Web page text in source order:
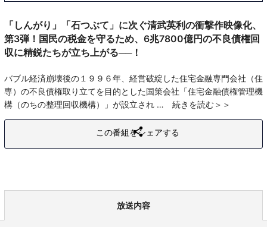
「しんがり」「石つぶて」に次ぐ清武英利の衝撃作映像化、
第3弾！国民の税金を守るため、6兆7800億円の不良債権回
収に精鋭たちが立ち上がる──！
バブル経済崩壊後の１９９６年、経営破綻した住宅金融専門会社（住
専）の不良債権取り立てを目的とした国策会社「住宅金融債権管理機
構（のちの整理回収機構）」が設立され
続きを読む
この番組をシェアする
放送内容